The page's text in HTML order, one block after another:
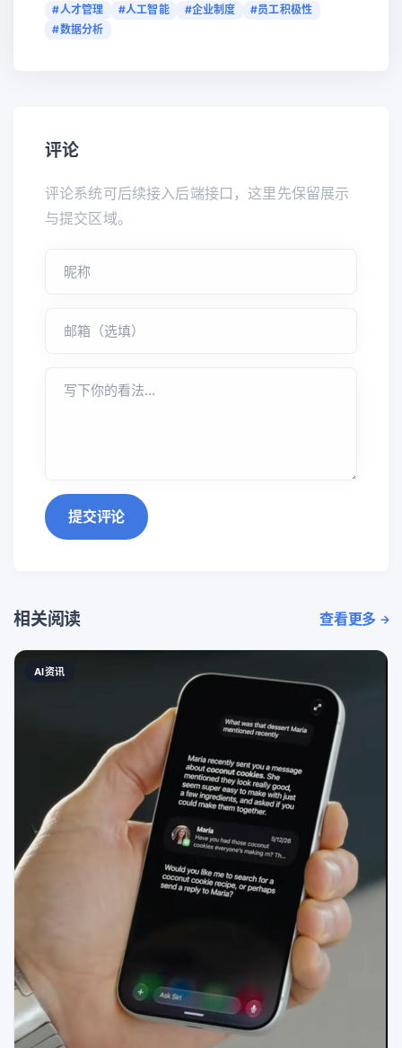
#人才管理 #人工智能 #企业制度
#员工积极性
#数据分析
评论
评论系统可后续接入后端接口，这里先保留展示
与提交区域。
提交评论
相关阅读 查看更多
AI资讯